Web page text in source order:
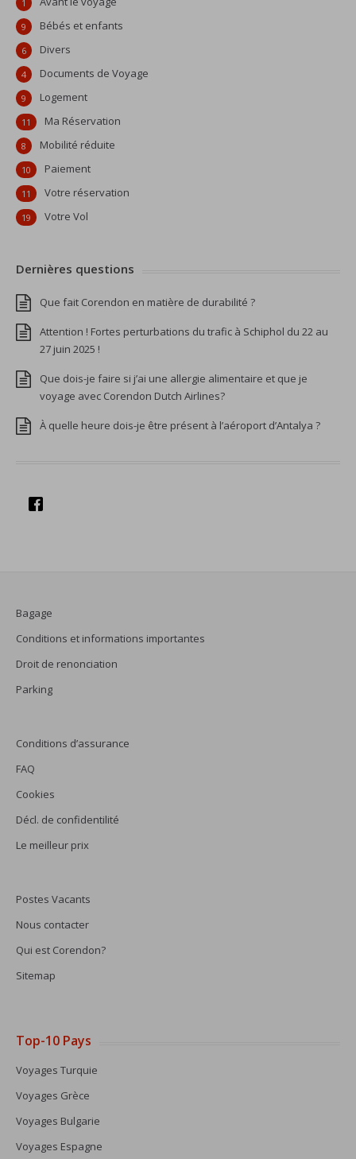
1
Bébés et enfants
9
Divers
6
Documents de Voyage
4
Logement
9
Ma Réservation
11
Mobilité réduite
8
Paiement
10
Votre réservation
11
Votre Vol
19
Dernières questions
Que fait Corendon en matière de durabilité ?
Attention ! Fortes perturbations du trafic à Schiphol du 22 au
27 juin 2025 !
Que dois-je faire si j’ai une allergie alimentaire et que je
voyage avec Corendon Dutch Airlines?
À quelle heure dois-je être présent à l’aéroport d’Antalya ?
Bagage
Conditions et informations importantes
Droit de renonciation
Parking
Conditions d’assurance
FAQ
Cookies
Décl. de confidentilité
Le meilleur prix
Postes Vacants
Nous contacter
Qui est Corendon?
Sitemap
Top-10 Pays
Voyages Turquie
Voyages Grèce
Voyages Bulgarie
Voyages Espagne